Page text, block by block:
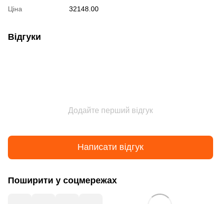
Ціна
32148.00
Відгуки
Додайте перший відгук
Написати відгук
Поширити у соцмережах